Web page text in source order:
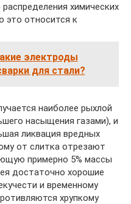
химических
это относится к
электроды
для стали?
наиболее рыхлой
насыщения газами), и
ликвация вредных
от слитка отрезают
примерно 5% массы
достаточно хорошие
и временному
хрупкому